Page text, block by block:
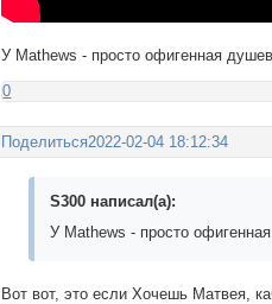
У Mathews - просто офигенная
0
Поделиться2022-02-04 18:12:34
S300 написал(а):
У Mathews - просто
Вот вот, это если Хочешь Матвея,